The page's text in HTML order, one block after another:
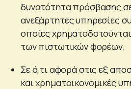
δυνατότητα πρόσβασης
ανεξάρτητες υπηρεσίες
οποίες
των πιστωτικών φορέων.
Σε ό,τι αφορά στις εξ
και χρηματοικονομικές